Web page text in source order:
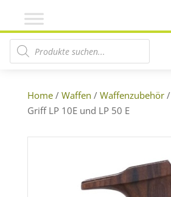
Products search
Home/ Waffen / Waffenzubehör/
Griff LP 10E und LP 50 E